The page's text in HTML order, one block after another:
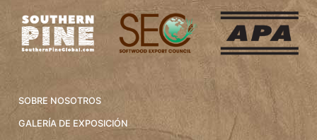
SOBRE NOSOTROS
GALERÍA DE EXPOSICIÓN